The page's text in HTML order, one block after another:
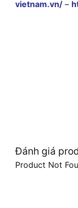
vietnam.vn/ –
Đánh giá
Product Not